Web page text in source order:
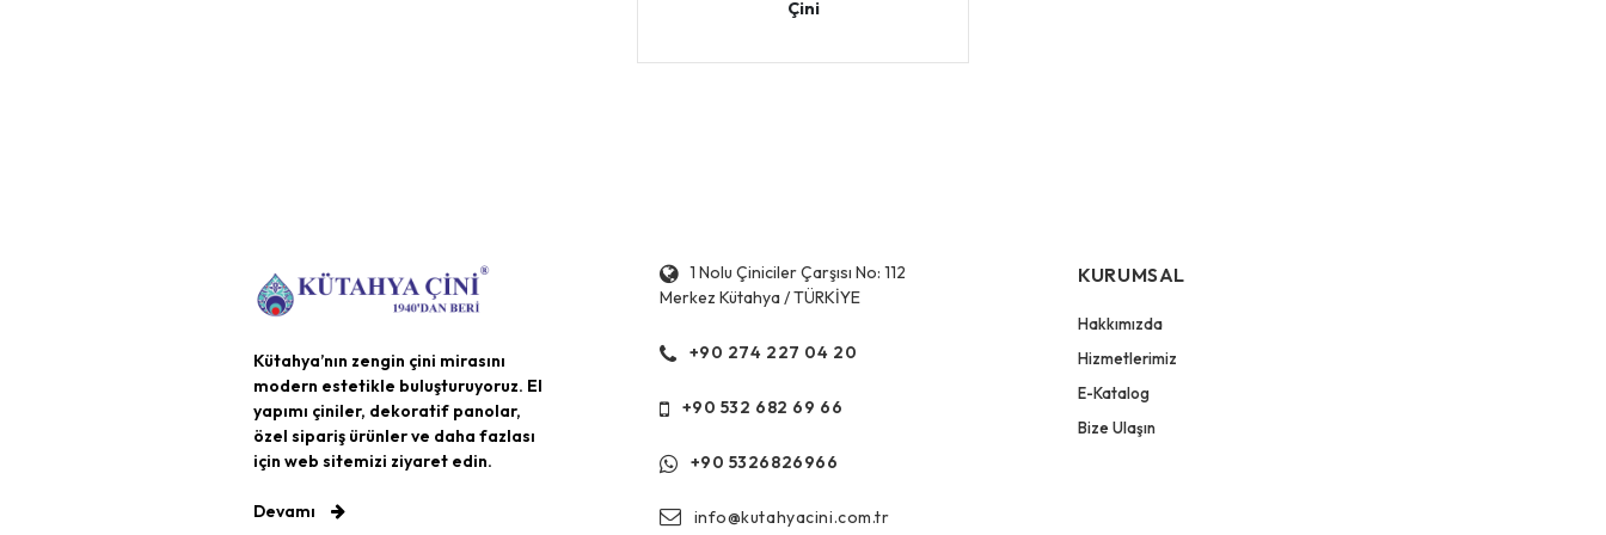
Çini
Kütahya’nın zengin çini mirasını
modern estetikle buluşturuyoruz. El
yapımı çiniler, dekoratif panolar,
özel sipariş ürünler ve daha fazlası
için web sitemizi ziyaret edin.
Devamı
1 Nolu Çiniciler Çarşısı No: 112
Merkez Kütahya / TÜRKİYE
+90 274 227 04 20
+90 532 682 69 66
+90 5326826966
info@kutahyacini.com.tr
KURUMSAL
Hakkımızda
Hizmetlerimiz
E-Katalog
Bize Ulaşın